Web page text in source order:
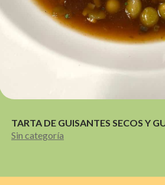
TARTA DE GUISANTES SECOS Y
Sin categoría